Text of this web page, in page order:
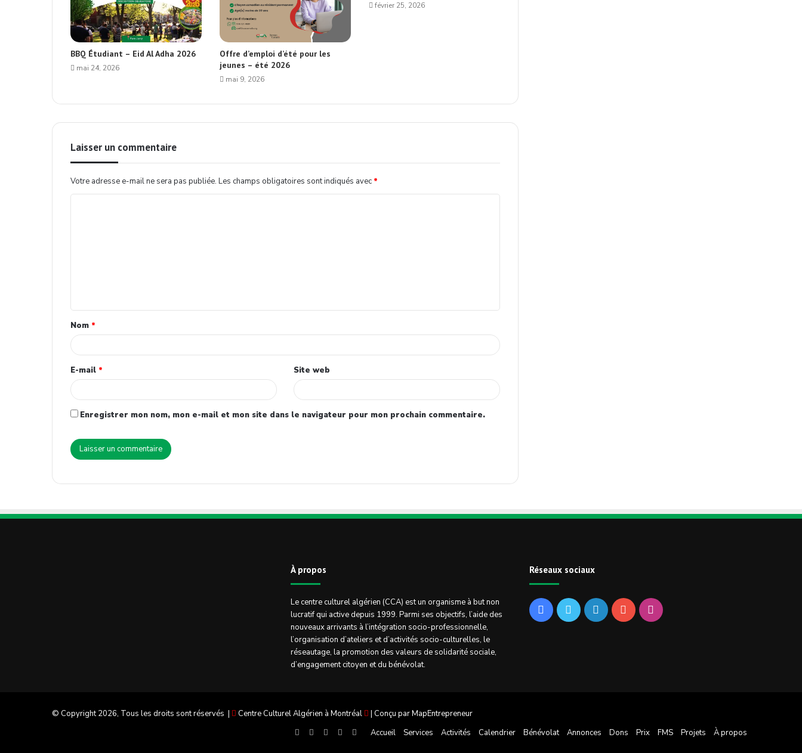
BBQ Étudiant – Eid Al Adha 2026
mai 24, 2026
Offre d’emploi d’été pour les
jeunes – été 2026
mai 9, 2026
février 25, 2026
Laisser un commentaire
Votre adresse e-mail ne sera pas publiée. Les champs obligatoires sont indiqués avec *
Nom *
E-mail * Site web
Enregistrer mon nom, mon e-mail et mon site dans le navigateur pour mon prochain commentaire.
À propos
Le centre culturel algérien (CCA) est un organisme à but non
lucratif qui active depuis 1999. Parmi ses objectifs, l’aide des
nouveaux arrivants à l’intégration socio-professionnelle,
l’organisation d’ateliers et d’activités socio-culturelles, le
réseautage, la promotion des valeurs de solidarité sociale,
d’engagement citoyen et du bénévolat.
Réseaux sociaux
FacebookTwitterLinkedinYouTubeInstagram
© Copyright 2026, Tous les droits sont réservés | Centre Culturel Algérien à Montréal | Conçu parMapEntrepreneur
Accueil
Services Activités Calendrier Bénévolat Annonces Dons Prix FMS Projets À propos
FacebookTwitterLinkedinYouTubeInstagram